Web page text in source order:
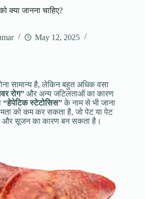
क्या जानना चाहिए?
May 12, 2025
सामान्य है, लेकिन बहुत अधिक वसा
रोग” और अन्य जटिलताओं का कारण
“हेपेटिक स्टेटोसिस”के नाम से भी जाना
को कम कर सकता है, जो पेट या पेट
और सूजन का कारण बन सकता है।